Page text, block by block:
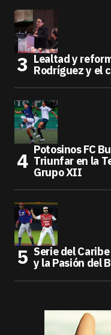
Lealtad y
Rodríguez y el
Potosinos FC
Triunfar en la
Grupo XII
Serie del
y la Pasión del